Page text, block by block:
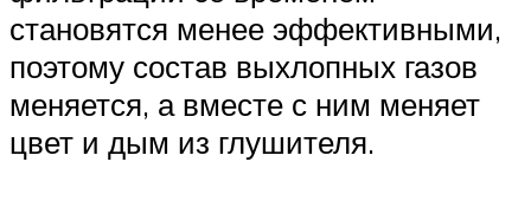
становятся менее эффективными,
поэтому состав выхлопных газов
меняется, а вместе с ним меняет
цвет и дым из глушителя.